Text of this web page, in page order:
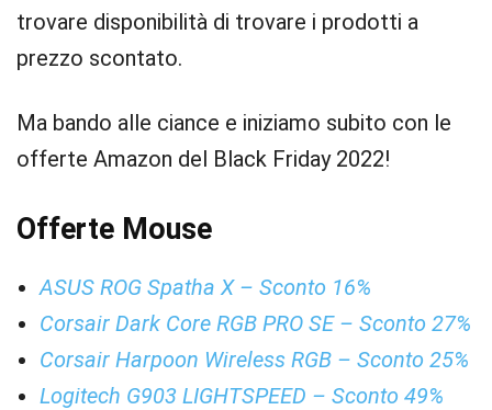
trovare disponibilità di trovare i prodotti a
prezzo scontato.
Ma bando alle ciance e iniziamo subito con le
offerte Amazon del Black Friday 2022!
Offerte Mouse
ASUS ROG Spatha X – Sconto 16%
Corsair Dark Core RGB PRO SE – Sconto 27%
Corsair Harpoon Wireless RGB – Sconto 25%
Logitech G903 LIGHTSPEED – Sconto 49%